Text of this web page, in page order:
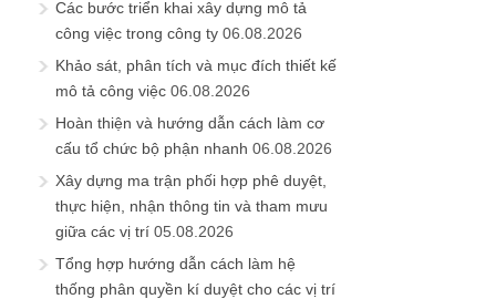
Các bước triển khai xây dựng mô tả
công việc trong công ty 06.08.2026
Khảo sát, phân tích và mục đích thiết kế
mô tả công việc 06.08.2026
Hoàn thiện và hướng dẫn cách làm cơ
cấu tổ chức bộ phận nhanh 06.08.2026
Xây dựng ma trận phối hợp phê duyệt,
thực hiện, nhận thông tin và tham mưu
giữa các vị trí 05.08.2026
Tổng hợp hướng dẫn cách làm hệ
thống phân quyền kí duyệt cho các vị trí